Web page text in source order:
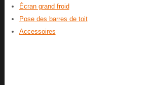
Écran grand froid
Pose des barres de toit
Accessoires